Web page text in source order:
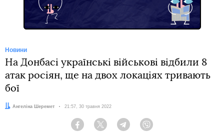
Новини
На Донбасі українські військові відбили 8
атак росіян, ще на двох локаціях тривають
бої
Автор:
Ангеліна Шеремет Дата:
21:57, 30 травня 2022
Facebook Twitter Telegram